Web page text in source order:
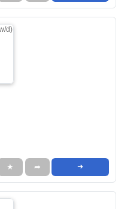
★ ➦ ➜